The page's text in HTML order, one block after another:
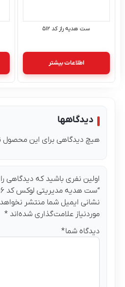
ست هدیه راز کد ۵۱۲
اطلاعات بیشتر
ست
دیدگاهها
هیچ دیدگاهی برای این محصول
اولین نفری باشید که دیدگاهی را ارسال
“ست هدیه مدیریتی لوکس کد PM۰۱۶”
نشانی ایمیل شما منتشر نخواهد شد.
موردنیاز علامت‌گذاری شده‌اند*
دیدگاه شما*